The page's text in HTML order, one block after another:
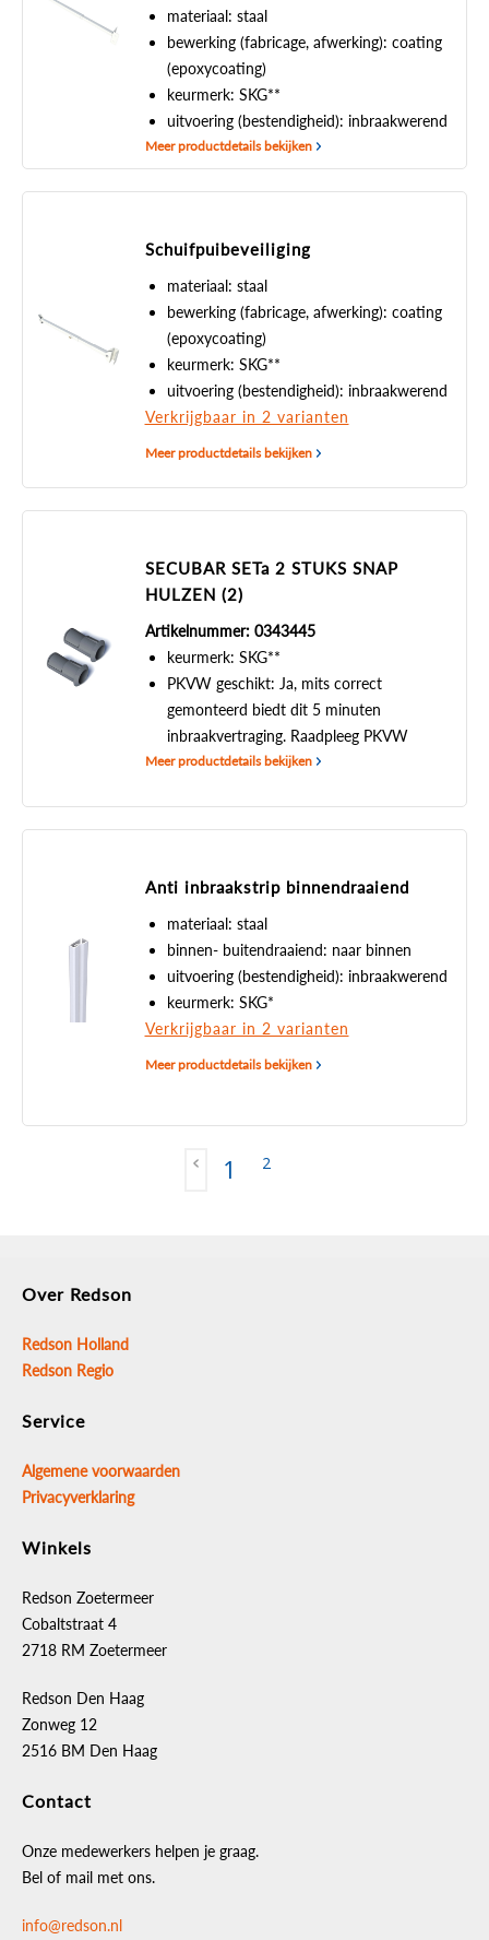
materiaal: staal
bewerking (fabricage, afwerking): coating
(epoxycoating)
keurmerk: SKG**
uitvoering (bestendigheid): inbraakwerend
Meer productdetails bekijken
Schuifpuibeveiliging
materiaal: staal
bewerking (fabricage, afwerking): coating
(epoxycoating)
keurmerk: SKG**
uitvoering (bestendigheid): inbraakwerend
Verkrijgbaar in 2 varianten
Meer productdetails bekijken
SECUBAR SETa 2 STUKS SNAP
HULZEN (2)
Artikelnummer: 0343445
keurmerk: SKG**
PKVW geschikt: Ja, mits correct
gemonteerd biedt dit 5 minuten
inbraakvertraging. Raadpleeg PKVW
Meer productdetails bekijken
Anti inbraakstrip binnendraaiend
materiaal: staal
binnen- buitendraaiend: naar binnen
uitvoering (bestendigheid): inbraakwerend
keurmerk: SKG*
Verkrijgbaar in 2 varianten
Meer productdetails bekijken
1 2
Over Redson
Redson Holland
Redson Regio
Service
Algemene voorwaarden
Privacyverklaring
Winkels
Redson Zoetermeer
Cobaltstraat 4
2718 RM Zoetermeer
Redson Den Haag
Zonweg 12
2516 BM Den Haag
Contact
Onze medewerkers helpen je graag.
Bel of mail met ons.
info@redson.nl